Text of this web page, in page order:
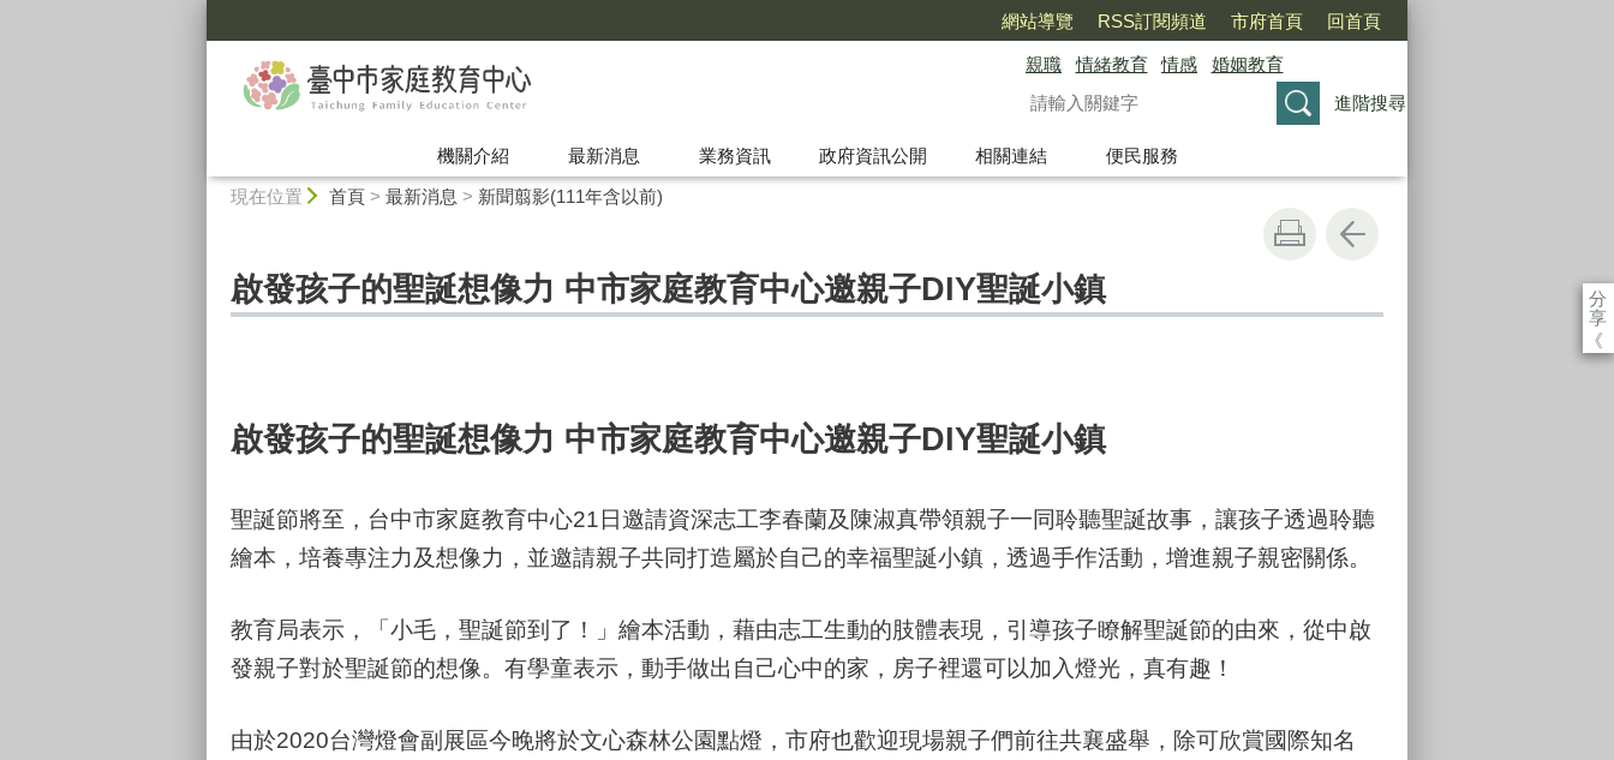
網站導覽 RSS訂閱頻道 市府首頁 回首頁
親職 情緒教育 情感
婚姻教育
進階搜尋
機關介紹 最新消息 業務資訊 政府資訊公開 相關連結
便民服務
現在位置 首頁> 最新消息 > 新聞翦影(111年含以前)
分
享
《
啟發孩子的聖誕想像力 中市家庭教育中心邀親子DIY聖誕小鎮
啟發孩子的聖誕想像力 中市家庭教育中心邀親子DIY聖誕小鎮
聖誕節將至，台中市家庭教育中心21日邀請資深志工李春蘭及陳淑真帶領親子一同聆聽聖誕故事，讓孩子透過聆聽
繪本，培養專注力及想像力，並邀請親子共同打造屬於自己的幸福聖誕小鎮，透過手作活動，增進親子親密關係。
教育局表示，「小毛，聖誕節到了！」繪本活動，藉由志工生動的肢體表現，引導孩子瞭解聖誕節的由來，從中啟
發親子對於聖誕節的想像。有學童表示，動手做出自己心中的家，房子裡還可以加入燈光，真有趣！
由於2020台灣燈會副展區今晚將於文心森林公園點燈，市府也歡迎現場親子們前往共襄盛舉，除可欣賞國際知名